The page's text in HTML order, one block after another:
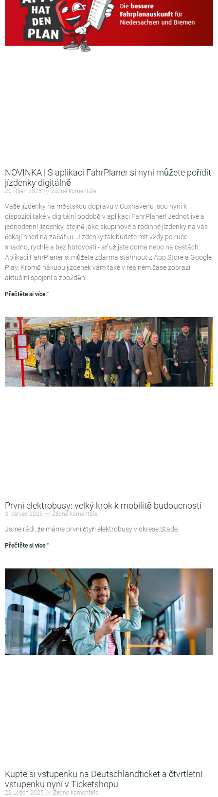
NOVINKA | S aplikací FahrPlaner si nyní můžete pořídit
jízdenky digitálně
20 Říjen 2025 Žádné komentáře
Vaše jízdenky na městskou dopravu v Cuxhavenu jsou nyní k
dispozici také v digitální podobě v aplikaci FahrPlaner! Jednotlivé a
jednodenní jízdenky, stejně jako skupinové a rodinné jízdenky na vás
čekají hned na začátku. Jízdenky tak budete mít vždy po ruce:
snadno, rychle a bez hotovosti - ať už jste doma nebo na cestách.
Aplikaci FahrPlaner si můžete zdarma stáhnout z App Store a Google
Play. Kromě nákupu jízdenek vám také v reálném čase zobrazí
aktuální spojení a zpoždění.
Přečtěte si více "
První elektrobusy: velký krok k mobilitě budoucnosti
3. cerves 2025 Žádné komentáře
Jsme rádi, že máme první čtyři elektrobusy v okrese Stade.
Přečtěte si více "
Kupte si vstupenku na Deutschlandticket a čtvrtletní
vstupenku nyní v Ticketshopu
22 Leden 2025 Žádné komentáře